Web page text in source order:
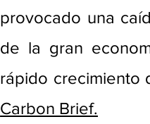
provocado una
de la gran
Carbon Brief.